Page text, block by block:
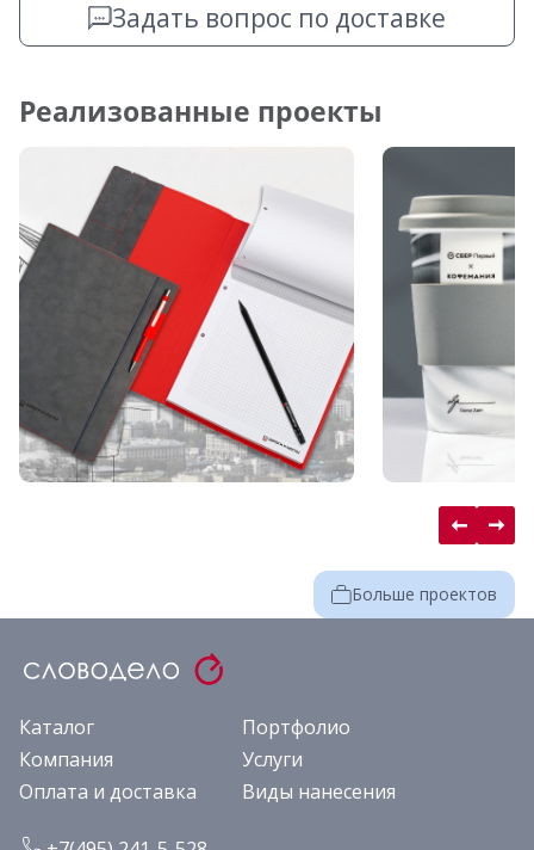
Задать вопрос по доставке
Реализованные проекты
Больше проектов
Каталог
Портфолио
Компания
Услуги
Оплата и доставка
Виды нанесения